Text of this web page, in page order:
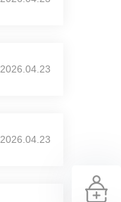
2026.04.23
2026.04.23